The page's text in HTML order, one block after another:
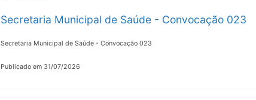
Secretaria Municipal de Saúde - Convocação 023
Secretaria Municipal de Saúde - Convocação 023
Publicado em 31/07/2026